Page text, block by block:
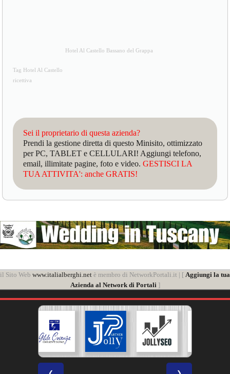
Hotel Al Castello Bassano del Grappa
Tag Hotel Al Castello
ricettiva
Sei il proprietario di questa azienda?
Prendi la gestione diretta di questo Minisito, ottimizzato
per PC, TABLET e CELLULARI! Aggiungi telefono,
email, illimitate pagine, foto e video.GESTISCI LA
TUA ATTIVITA': anche GRATIS!
il Sito Web www.italialberghi.net è membro di NetworkPortali.it | [ Aggiungi la tua
Azienda al Network di Portali]